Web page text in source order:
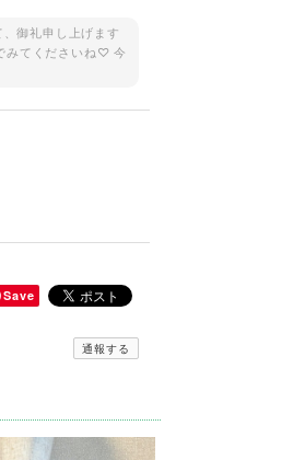
御礼申し上げます
みてくださいね♡ 今
す(o^^o) 今後と
Save
通報する